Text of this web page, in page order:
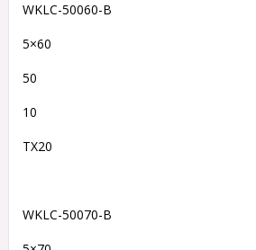
WKLC-50060-B
5×60
50
10
TX20
WKLC-50070-B